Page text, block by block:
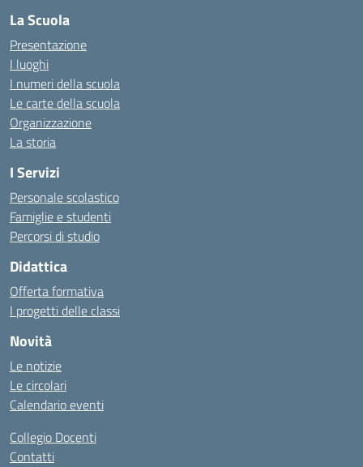
La Scuola
Presentazione
I luoghi
I numeri della scuola
Le carte della scuola
Organizzazione
La storia
I Servizi
Personale scolastico
Famiglie e studenti
Percorsi di studio
Didattica
Offerta formativa
I progetti delle classi
Novità
Le notizie
Le circolari
Calendario eventi
Collegio Docenti
Contatti